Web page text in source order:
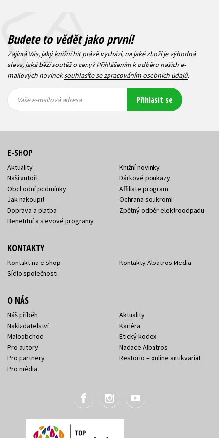
Budete to vědět jako první!
Zajímá Vás, jaký knižní hit právě vychází, na jaké zboží je výhodná
sleva, jaká běží soutěž o ceny? Přihlášením k odběru našich e-
mailových novineksouhlasíte se zpracováním osobních údajů.
mailová
mailová
Vaše e-mailová adresa Přihlásit se
E-SHOP
Aktuality
Naši autoři
Obchodní podmínky
Jak nakoupit
Doprava a platba
Benefitní a slevové programy
Knižní novinky
Dárkové poukazy
Affiliate program
Ochrana soukromí
Zpětný odběr elektroodpadu
KONTAKTY
Kontakt na e-shop
Sídlo společnosti
Kontakty Albatros Media
O NÁS
Náš příběh
Nakladatelství
Maloobchod
Pro autory
Pro partnery
Pro média
Aktuality
Kariéra
Etický kodex
Nadace Albatros
Restorio – online antikvariát